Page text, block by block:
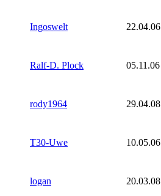
Ingoswelt 22.04.06
Ralf-D. Plock 05.11.06
rody1964 29.04.08
T30-Uwe 10.05.06
logan 20.03.08